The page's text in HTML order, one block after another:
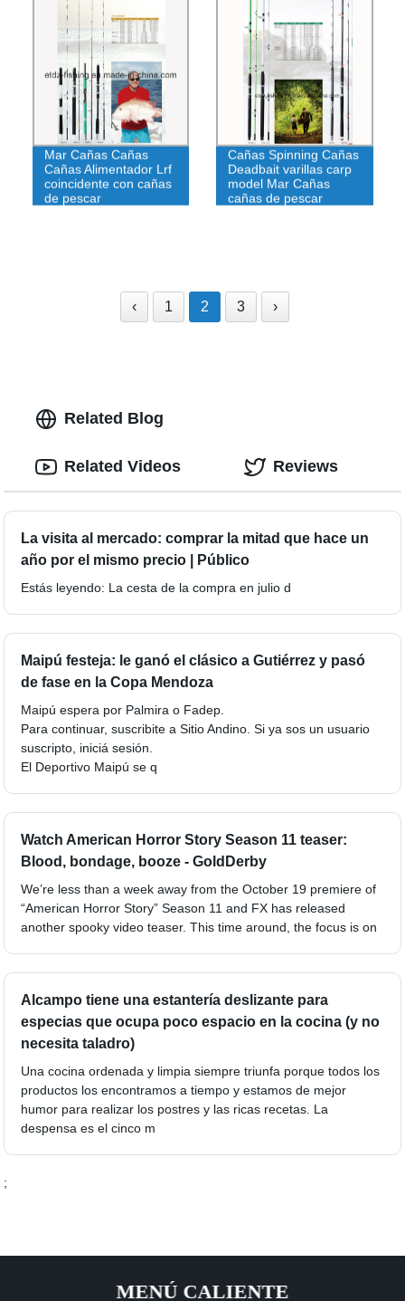
Mar Cañas Cañas
Cañas Alimentador Lrf
coincidente con cañas
de pescar
Cañas Spinning Cañas
Deadbait varillas carp
model Mar Cañas
cañas de pescar
‹ 1 2 3 ›
Related Blog
La visita al mercado: comprar la mitad que hace un
año por el mismo precio | Público
Estás leyendo: La cesta de la compra en julio d
Maipú festeja: le ganó el clásico a Gutiérrez y pasó
de fase en la Copa Mendoza
Maipú espera por Palmira o Fadep.
Para continuar, suscribite a Sitio Andino. Si ya sos un usuario
suscripto, iniciá sesión.
El Deportivo Maipú se q
Watch American Horror Story Season 11 teaser:
Blood, bondage, booze - GoldDerby
We’re less than a week away from the October 19 premiere of
“American Horror Story” Season 11 and FX has released
another spooky video teaser. This time around, the focus is on
Alcampo tiene una estantería deslizante para
especias que ocupa poco espacio en la cocina (y no
necesita taladro)
Una cocina ordenada y limpia siempre triunfa porque todos los
productos los encontramos a tiempo y estamos de mejor
humor para realizar los postres y las ricas recetas. La
despensa es el cinco m
;
Related Videos Reviews
MENÚ CALIENTE